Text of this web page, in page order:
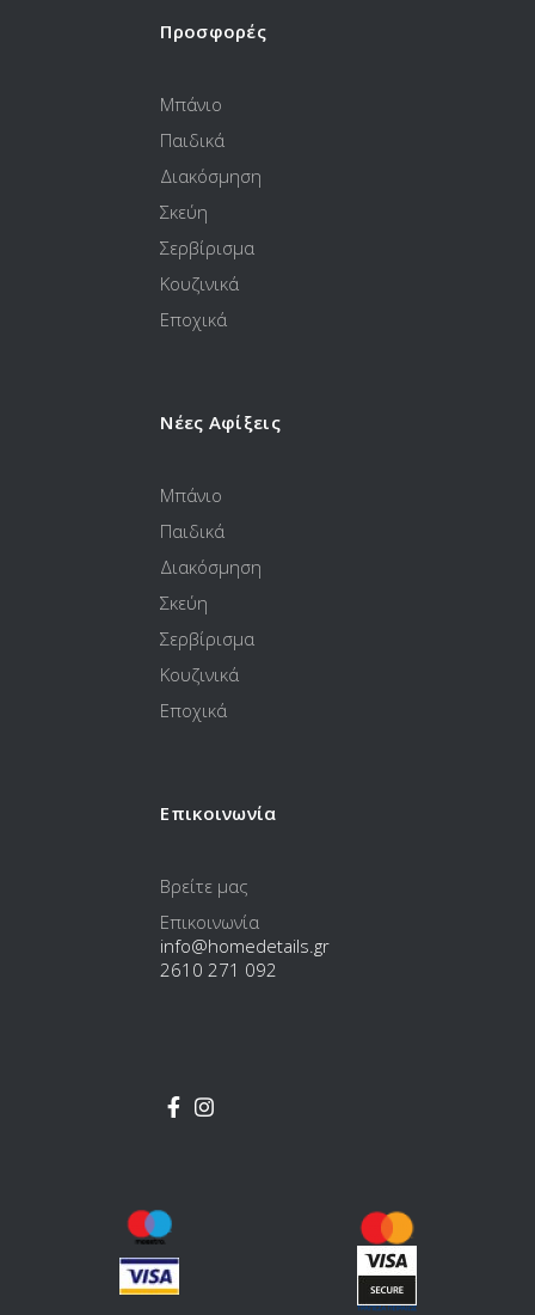
Προσφορές
Μπάνιο
Παιδικά
Διακόσμηση
Σκεύη
Σερβίρισμα
Κουζινικά
Εποχικά
Νέες Αφίξεις
Μπάνιο
Παιδικά
Διακόσμηση
Σκεύη
Σερβίρισμα
Κουζινικά
Εποχικά
Επικοινωνία
Βρείτε μας
Επικοινωνία
info@homedetails.gr
2610 271 092